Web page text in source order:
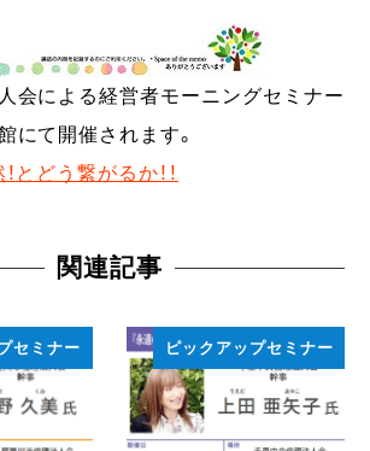
会による経営者モーニングセミナー
にて開催されます。
とどう繋がるか！！
関連記事
セミナー ピックアップセミナー